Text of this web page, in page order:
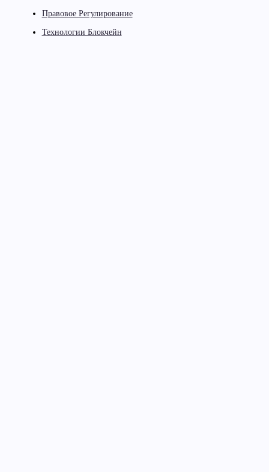
Правовое Регулирование
Технологии Блокчейн